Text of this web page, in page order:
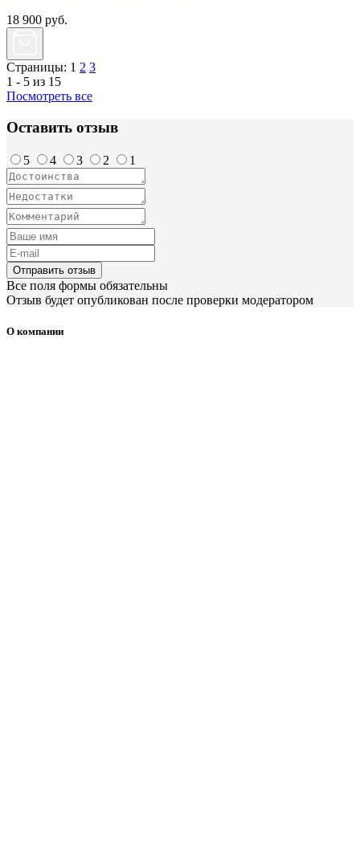
18 900 руб.
Страницы: 1 2 3
1 - 5 из 15
Посмотреть все
Оставить отзыв
5 4 3 2 1
Отправить отзыв
Все поля формы обязательны
Отзыв будет опубликован после проверки модератором
О компании